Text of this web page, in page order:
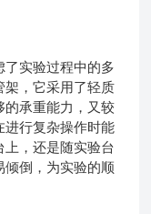
实验过程中的多
架，它采用了轻质
的承重能力，又较
进行复杂操作时能
上，还是随实验台
倾倒，为实验的顺